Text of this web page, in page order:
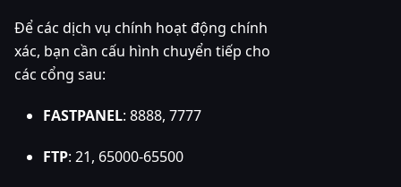
Để các dịch vụ chính hoạt động chính
xác, bạn cần cấu hình chuyển tiếp cho
các cổng sau:
FASTPANEL: 8888, 7777
FTP: 21, 65000-65500